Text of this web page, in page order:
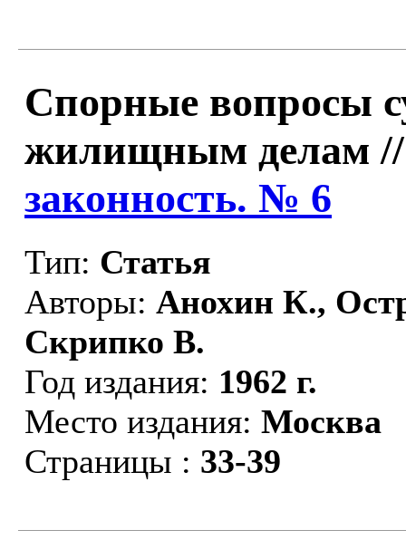
Спорные вопросы
жилищным делам
законность. № 6
Тип: Статья
Авторы: Анохин К.,
Скрипко В.
Год издания: 1962 г.
Место издания: Москва
Страницы : 33-39